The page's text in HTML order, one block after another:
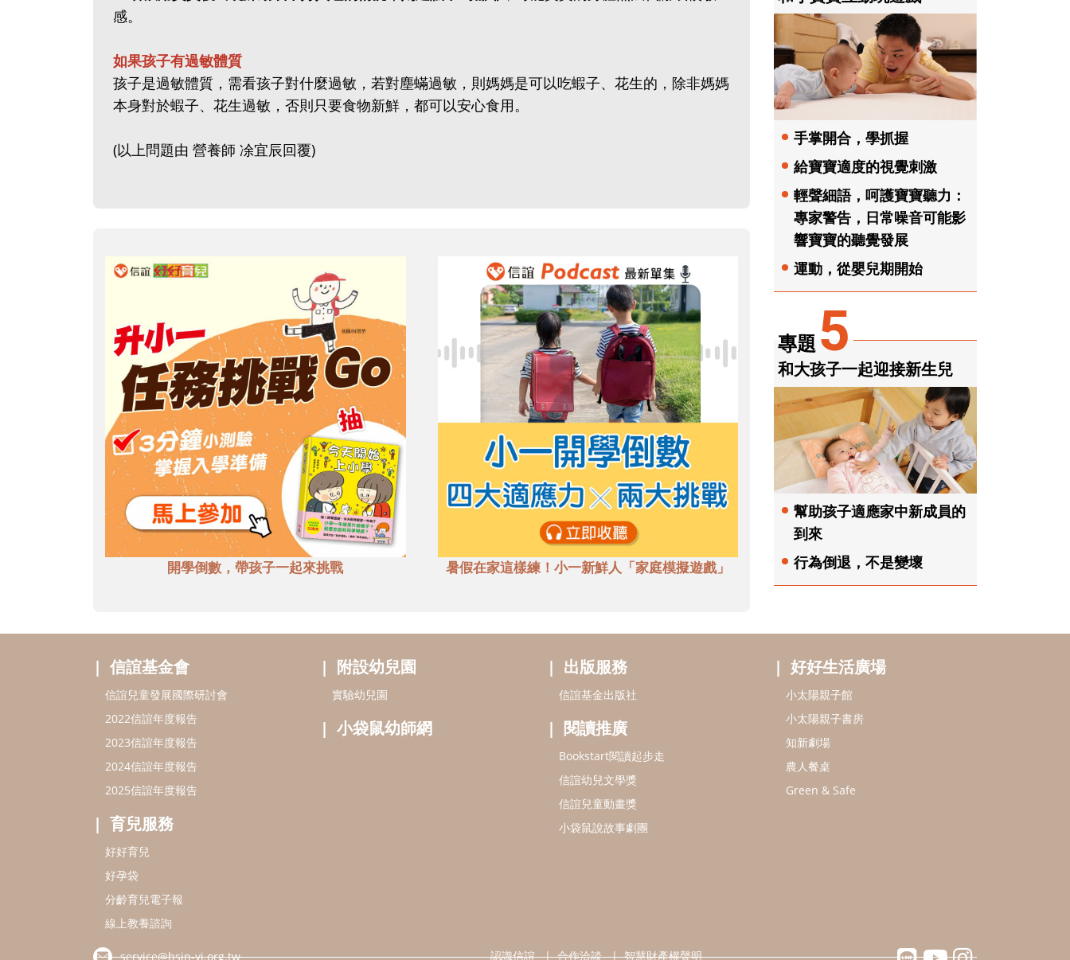
感。
如果孩子有過敏體質
孩子是過敏體質，需看孩子對什麼過敏，若對塵蟎過敏，則媽媽是可以吃蝦子、花生的，除非媽媽
本身對於蝦子、花生過敏，否則只要食物新鮮，都可以安心食用。
(以上問題由 營養師 凃宜辰回覆)
開學倒數，帶孩子一起來挑戰 暑假在家這樣練！小一新鮮人「家庭模擬遊戲」
手掌開合，學抓握
給寶寶適度的視覺刺激
輕聲細語，呵護寶寶聽力：
專家警告，日常噪音可能影
響寶寶的聽覺發展
運動，從嬰兒期開始
專題 5
和大孩子一起迎接新生兒
幫助孩子適應家中新成員的
到來
行為倒退，不是變壞
信誼基金會
信誼兒童發展國際研討會
2022信誼年度報告
2023信誼年度報告
2024信誼年度報告
2025信誼年度報告
育兒服務
好好育兒
好孕袋
分齡育兒電子報
線上教養諮詢
附設幼兒園
實驗幼兒園
小袋鼠幼師網
出版服務
信誼基金出版社
閱讀推廣
Bookstart閱讀起步走
信誼幼兒文學獎
信誼兒童動畫獎
小袋鼠說故事劇團
好好生活廣場
小太陽親子館
小太陽親子書房
知新劇場
農人餐桌
Green & Safe
service@hsin-yi.org.tw 認識信誼 合作洽談 智慧財產權聲明